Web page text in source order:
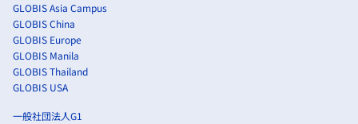
GLOBIS Asia Campus
GLOBIS China
GLOBIS Europe
GLOBIS Manila
GLOBIS Thailand
GLOBIS USA
一般社団法人G1